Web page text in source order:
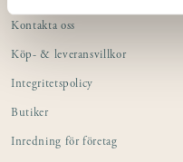
Kontakta oss
Köp- & leveransvillkor
Integritetspolicy
Butiker
Inredning för företag